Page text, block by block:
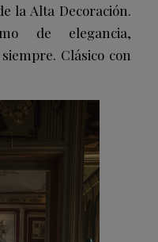
la Alta Decoración.
de elegancia,
Clásico con